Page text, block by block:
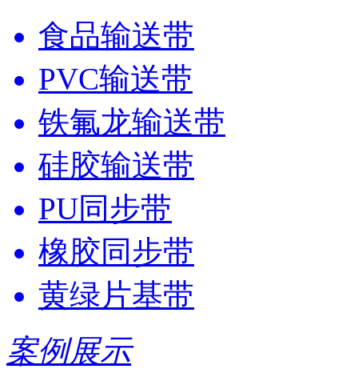
食品输送带
PVC输送带
铁氟龙输送带
硅胶输送带
PU同步带
橡胶同步带
黄绿片基带
案例展示